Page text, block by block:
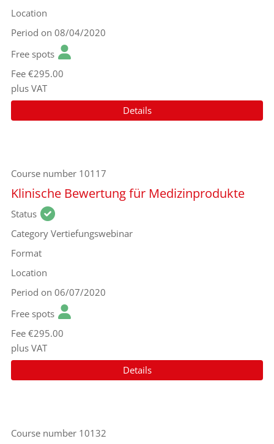
Location
Period on 08/04/2020
Free spots
Fee €295.00
plus VAT
Details
Course number 10117
Klinische Bewertung für Medizinprodukte
Status
Category Vertiefungswebinar
Format
Location
Period on 06/07/2020
Free spots
Fee €295.00
plus VAT
Details
Course number 10132